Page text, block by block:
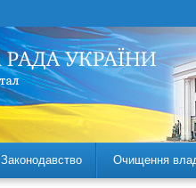
Законодавство Очищення